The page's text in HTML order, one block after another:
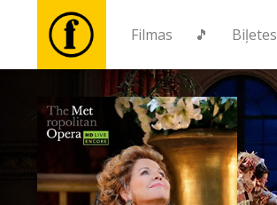
Filmas 🎵 Biļetes
Filmas
Biļetes